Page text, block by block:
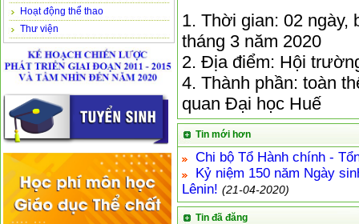
Hoạt động thể thao
Thư viện
1. Thời gian: 02 ngày,
tháng 3 năm 2020
2. Địa điểm: Hội
4. Thành phần: toàn
quan Đại học Huế
Tin mới hơn
Chi bộ Tổ Hành chính -
Kỷ niệm 150 năm Ngày
Lênin! (21-04-2020)
Tin đã đăng